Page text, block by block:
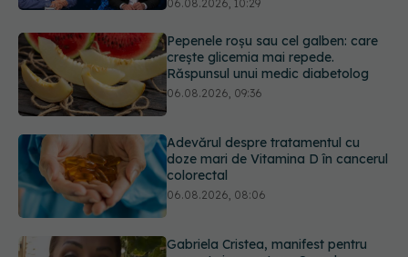
06.08.2026, 09:36
Adevărul despre tratamentul cu
doze mari de Vitamina D în cancerul
colorectal
Gabriela Cristea, manifest pentru
respect și acceptare: Corpul
fiecăruia spune o poveste